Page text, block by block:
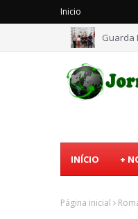
Inicio
Guarda
INÍCIO +
Página inicial